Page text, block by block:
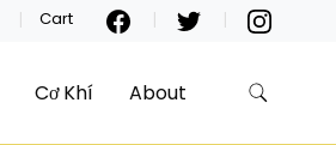
Cart
Cơ Khí About